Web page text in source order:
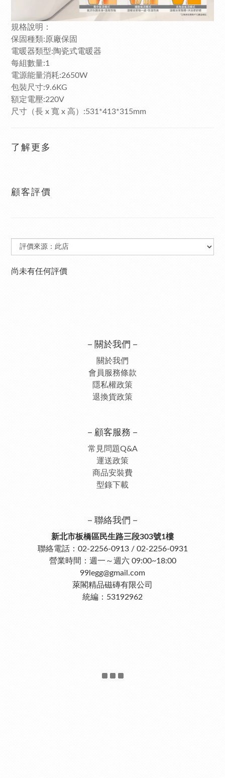
規格說明：
保固種類:原廠保固
電暖器類型:陶瓷式電暖器
每組數量:1
電源能量消耗:2650W
包裝尺寸:9.6KG
額定電壓:220V
尺寸（長 x 寬 x 高）:531*413*315mm
了解更多
顧客評價
尚未有任何評價
－關於我們－
關於我們
會員服務條款
隱私權政策
退換貨政策
－顧客服務－
常見問題Q&A
運送政策
商品安裝費
型錄下載
－聯絡我們－
新北市板橋區民生路三段303號1樓
聯絡電話：02-2256-0913 / 02-2256-0931
營業時間：週一～週六 09:00~18:00
99legg@gmail.com
萊閣精品磁磚有限公司
統編：53192962